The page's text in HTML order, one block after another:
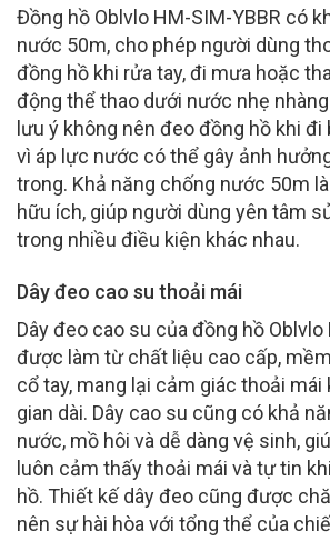
Đồng hồ Oblvlo HM-SIM-YBBR có
nước 50m, cho phép người dùng
đồng hồ khi rửa tay, đi mưa hoặc
động thể thao dưới nước nhẹ
lưu ý không nên đeo đồng hồ khi đi
vì áp lực nước có thể gây ảnh
trong. Khả năng chống nước 50m
hữu ích, giúp người dùng yên tâm
trong nhiều điều kiện khác nhau.
Dây đeo cao su thoải mái
Dây đeo cao su của đồng hồ Oblvlo
được làm từ chất liệu cao cấp,
cổ tay, mang lại cảm giác thoải
gian dài. Dây cao su cũng có khả
nước, mồ hôi và dễ dàng vệ sinh,
luôn cảm thấy thoải mái và tự tin
hồ. Thiết kế dây đeo cũng được
nên sự hài hòa với tổng thể của